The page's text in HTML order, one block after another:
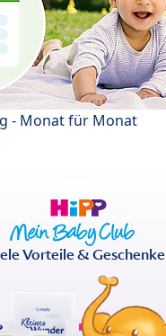
- Monat für Monat
Vorteile & Geschenke